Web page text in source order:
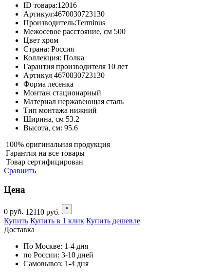
ID товара:12016
Артикул:4670030723130
Производитель:Terminus
Межосевое расстояние, см 500
Цвет хром
Страна: Россия
Коллекция: Полка
Гарантия производителя 10 лет
Артикул 4670030723130
Форма лесенка
Монтаж стационарный
Материал нержавеющая сталь
Тип монтажа нижний
Ширина, см 53.2
Высота, см: 95.6
100% оригинальная продукция
Гарантия на все товары
Товар сертифицирован
Сравнить
Цена
0 руб. 12110 руб. *
Купить Купить в 1 клик Купить дешевле
Доставка
По Москве: 1-4 дня
по России: 3-10 дней
Самовывоз: 1-4 дня